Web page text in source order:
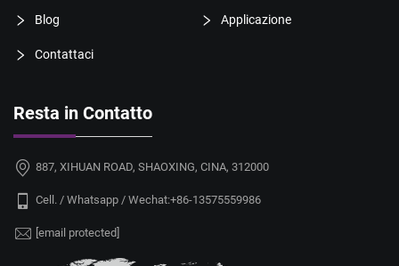
Blog Applicazione
Contattaci
Resta in Contatto
887, XIHUAN ROAD, SHAOXING, CINA, 312000
Cell. / Whatsapp / Wechat:+86-13575559986
[email protected]